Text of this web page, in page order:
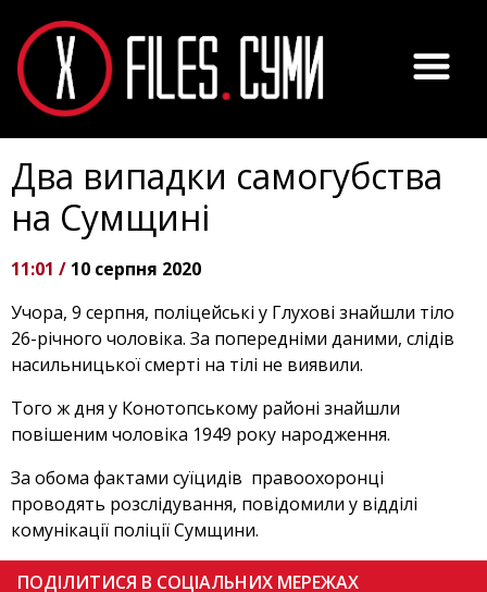
Два випадки самогубства
на Сумщині
11:01 / 10 серпня 2020
Учора, 9 серпня, поліцейські у Глухові знайшли тіло
26-річного чоловіка. За попередніми даними, слідів
насильницької смерті на тілі не виявили.
Того ж дня у Конотопському районі знайшли
повішеним чоловіка 1949 року народження.
За обома фактами суїцидів правоохоронці
проводять розслідування, повідомили у відділі
комунікації поліції Сумщини.
ПОДІЛИТИСЯ В СОЦІАЛЬНИХ МЕРЕЖАХ